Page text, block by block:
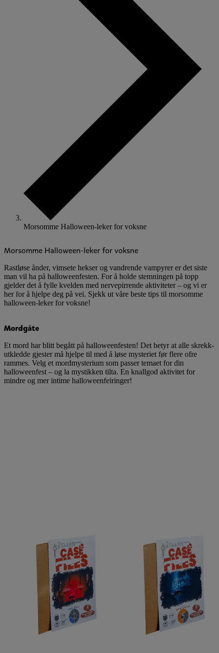
Morsomme Halloween-leker for voksne
Morsomme Halloween-leker for voksne
Rastløse ånder, vimsete hekser og vandrende vampyrer er det siste
man vil ha på halloweenfesten. For å holde stemningen på topp
gjelder det å fylle kvelden med nervepirrende aktiviteter – og vi er
her for å hjelpe deg på vei. Sjekk ut våre beste tips til morsomme
halloween-leker for voksne!
Mordgåte
Et mord har blitt begått på halloweenfesten! Det betyr at alle skrekk-
utkledde gjester må hjelpe til med å løse mysteriet før flere ofre
rammes. Velg et mordmysterium som passer temaet for din
halloweenfest – og la mystikken tilta. En knallgod aktivitet for
mindre og mer intime halloweenfeiringer!